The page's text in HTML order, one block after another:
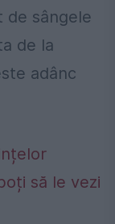
de sângele
de la
adânc